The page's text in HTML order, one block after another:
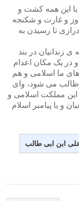
با این همه کشت و
و غارت و شکنجه
تا رسیدن به
زندانیان در بند
در یک مکان اعدام
های ما اسلامی و هم
می شود، وای
این مملکت اسلامی و
و یا پیامبر اسلام
ابن ابی طالب